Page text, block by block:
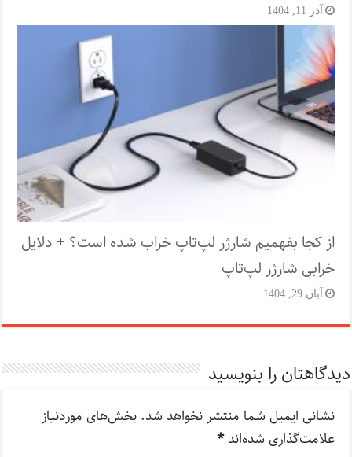
آذر 11, 1404
از کجا بفهمیم شارژر لپ‌تاپ خراب شده است؟ + دلایل
خرابی شارژر لپ‌تاپ
آبان 29, 1404
دیدگاهتان را بنویسید
نشانی ایمیل شما منتشر نخواهد شد. بخش‌های موردنیاز
علامت‌گذاری شده‌اند*